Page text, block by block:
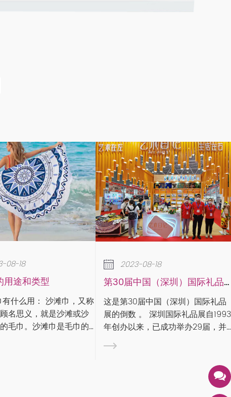
2023-08-18
第30届中国（深圳）国际礼品展
这是第30届中国（深圳）国际礼品
展的倒数 。 深圳国际礼品展自1993
年创办以来，已成功举办29届，并
于2005年通过UFI（全球展览业协
会）认证，被誉为“中国旗舰礼品家
2023-08-18
下雨天如何保养家里
作为专业毛巾生产厂家，
说毛巾的使用卫生问题。
进入梅雨季节，毛巾的使
其是毛巾产品，作为毛巾
家，我们看到很多用户在
时，一般都是直接挂...